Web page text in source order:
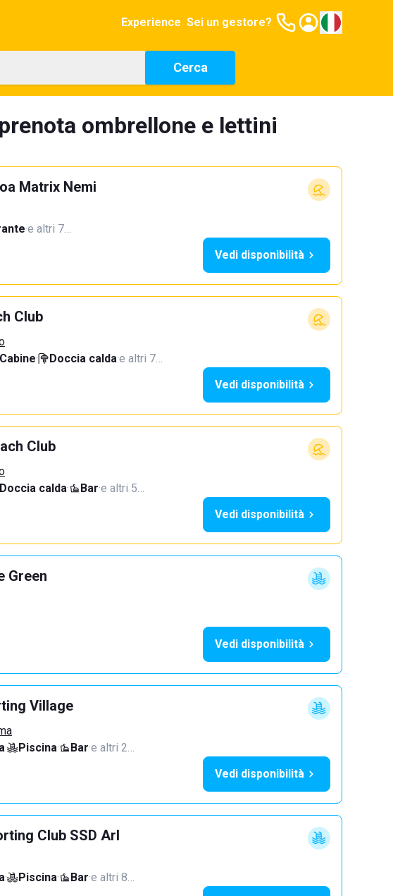
Experience Sei un gestore?
Cerca
ombrellone e lettini
Matrix Nemi
·e altri 7…
Vedi disponibilità
Club
Cabine· Doccia calda·e altri 7…
Vedi disponibilità
Club
Doccia calda· Bar·e altri 5…
Vedi disponibilità
Green
Vedi disponibilità
Village
· Piscina· Bar·e altri 2…
Vedi disponibilità
Club SSD Arl
· Piscina· Bar·e altri 8…